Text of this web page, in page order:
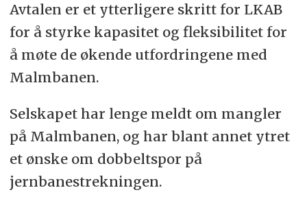
Avtalen er et ytterligere skritt for LKAB
for å styrke kapasitet og fleksibilitet for
å møte de økende utfordringene med
Malmbanen.
Selskapet har lenge meldt om mangler
på Malmbanen, og har blant annet ytret
et ønske om dobbeltspor på
jernbanestrekningen.